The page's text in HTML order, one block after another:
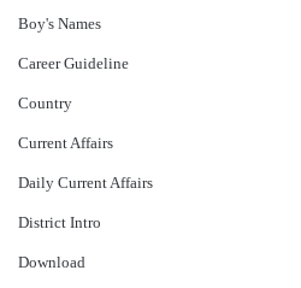
Boy's Names
Career Guideline
Country
Current Affairs
Daily Current Affairs
District Intro
Download